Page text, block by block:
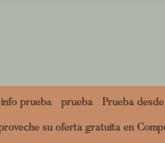
prueba prueba Prueba
su oferta gratuita en